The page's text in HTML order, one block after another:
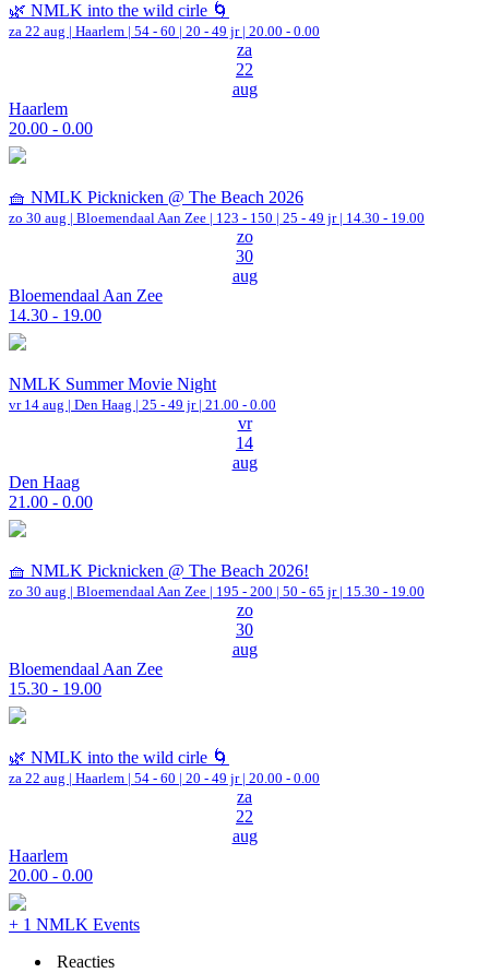
🌿 NMLK into the wild cirle 🌀
za 22 aug | Haarlem | 54 - 60 | 20 - 49 jr | 20.00 - 0.00
za
22
aug
Haarlem
20.00 - 0.00
🧺 NMLK Picknicken @ The Beach 2026
zo 30 aug | Bloemendaal Aan Zee | 123 - 150 | 25 - 49 jr | 14.30 - 19.00
zo
30
aug
Bloemendaal Aan Zee
14.30 - 19.00
NMLK Summer Movie Night
vr 14 aug | Den Haag | 25 - 49 jr | 21.00 - 0.00
vr
14
aug
Den Haag
21.00 - 0.00
🧺 NMLK Picknicken @ The Beach 2026!
zo 30 aug | Bloemendaal Aan Zee | 195 - 200 | 50 - 65 jr | 15.30 - 19.00
zo
30
aug
Bloemendaal Aan Zee
15.30 - 19.00
🌿 NMLK into the wild cirle 🌀
za 22 aug | Haarlem | 54 - 60 | 20 - 49 jr | 20.00 - 0.00
za
22
aug
Haarlem
20.00 - 0.00
+ 1 NMLK Events
Reacties